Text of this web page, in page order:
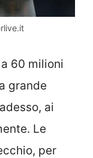
60 milioni
grande
ai
Le
per